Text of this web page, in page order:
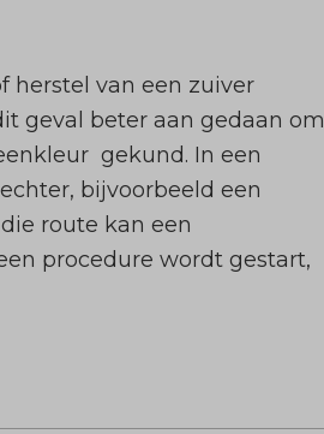
herstel van een zuiver
geval beter aan gedaan om
gekund. In een
bijvoorbeeld een
route kan een
procedure wordt gestart,